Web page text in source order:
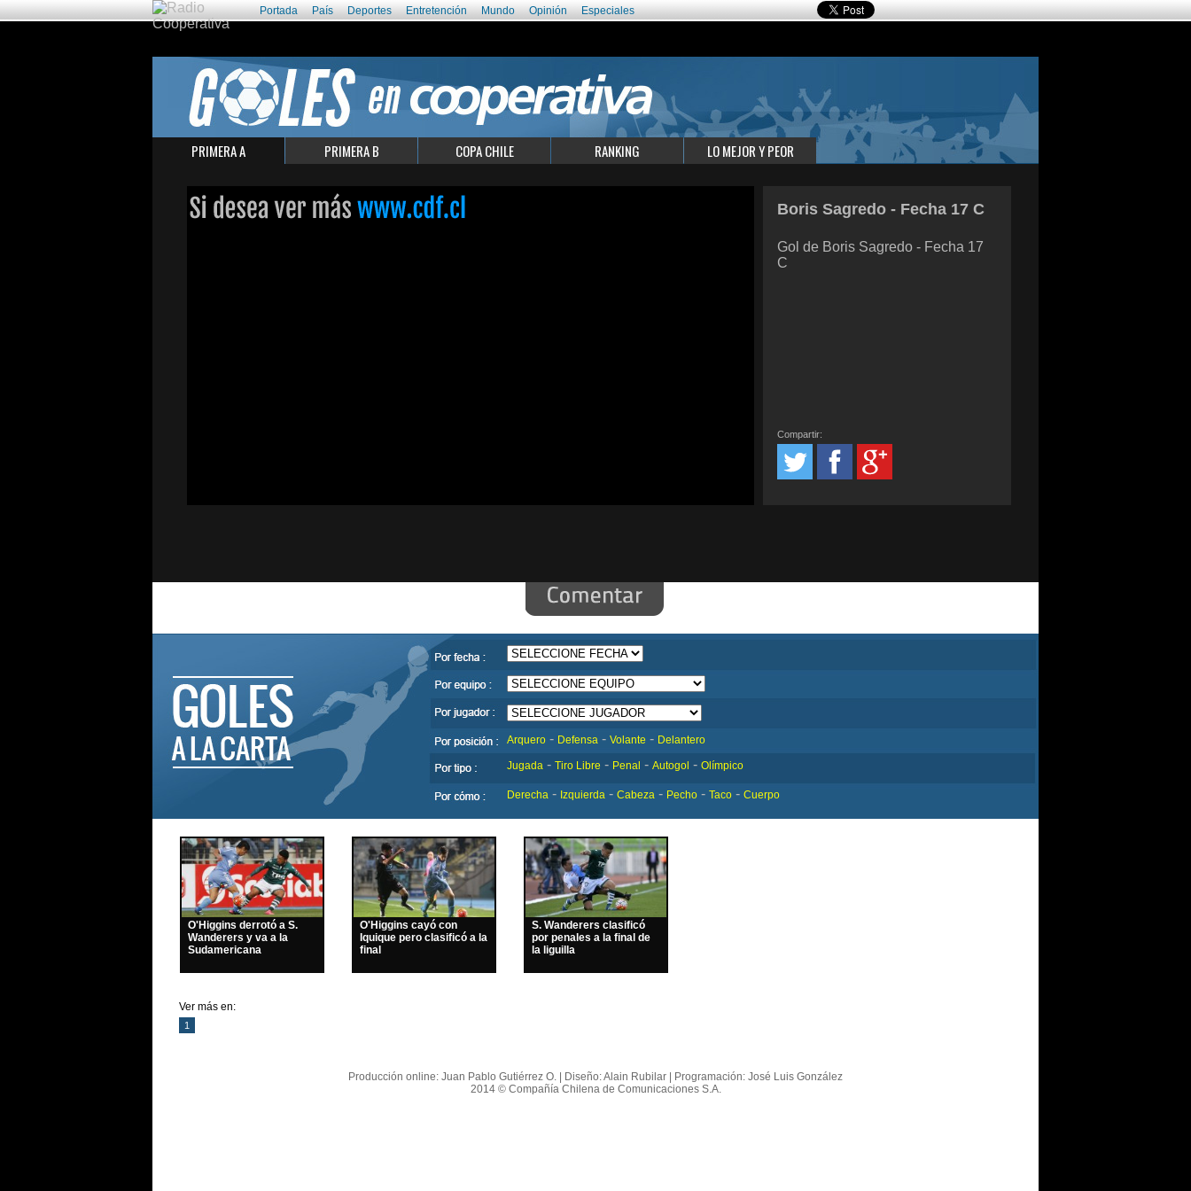
Portada País Deportes Entretención Mundo Opinión Especiales
PRIMERA A PRIMERA B COPA CHILE RANKING LO MEJOR Y PEOR
Boris Sagredo - Fecha 17 C
Gol de Boris Sagredo - Fecha 17
C
Compartir:
Arquero - Defensa - Volante - Delantero
Jugada - Tiro Libre - Penal - Autogol - Olímpico
Derecha - Izquierda - Cabeza - Pecho - Taco - Cuerpo
O'Higgins derrotó a S.
Wanderers y va a la
Sudamericana
O'Higgins cayó con
Iquique pero clasificó a la
final
S. Wanderers clasificó
por penales a la final de
la liguilla
Ver más en:
1
Producción online: Juan Pablo Gutiérrez O. | Diseño: Alain Rubilar | Programación: José Luis González
2014 © Compañía Chilena de Comunicaciones S.A.